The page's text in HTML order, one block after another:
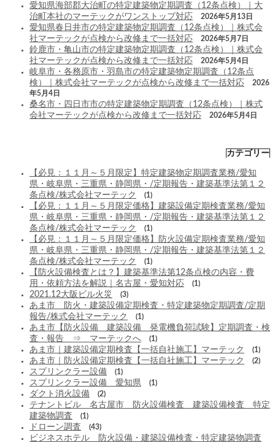
愛知県海部郡大治町の特定建築物定期調査（12条点検）｜大
治町本社のマーテックがワンストップ対応
2026年5月13日
愛知県春日井市の特定建築物定期調査（12条点検）｜株式会
社マーテックが点検から改修まで一括対応
2026年5月7日
鈴鹿市・亀山市の特定建築物定期調査（12条点検）｜株式会
社マーテックが点検から改修まで一括対応
2026年5月4日
岐阜市・各務原市・羽島市の特定建築物定期調査（12条点
検）｜株式会社マーテックが点検から改修まで一括対応
2026
年5月4日
桑名市・四日市市の特定建築物定期調査（12条点検）｜株式
会社マーテックが点検から改修まで一括対応
2026年5月4日
カテゴリー
【必見：１１月～５月限定】特定建築物定期調査業務/愛知
県・岐阜県・三重県・静岡県・/定期報告・建築基準法第１２
条点検/株式会社マーテック
(1)
【必見：１１月～５月限定価格】建築設備定期検査業務/愛知
県・岐阜県・三重県・静岡県・/定期報告・建築基準法第１２
条点検/株式会社マーテック
(1)
【必見：１１月～５月限定価格】防火設備定期検査業務/愛知
県・岐阜県・三重県・静岡県・/定期報告・建築基準法第１２
条点検/株式会社マーテック
(1)
【防火設備検査とは？】建築基準法第12条点検の内容・費
用・依頼方法を解説｜名古屋・愛知対応
(1)
2021.12大阪ビル火災 (3)
あま市 防火・建築設備定期検査・特定建築物定期調査/定期
報告/株式会社マーテック
(1)
あま市【防火設備 建築設備 発電機負荷試験】定期調査・検
査・報告 ⇒ マーテックへ
(1)
あま市｜建築設備定期検査【一括自社施工】マーテック (1)
あま市｜防火設備定期検査【一括自社施工】マーテック (2)
スプリンクラー設備 (1)
スプリンクラー設備 愛知県 (1)
ダクト消火設備 (2)
テナントビル 名古屋市 防火設備検査 建築設備検査 特定
建築物調査
(1)
ドローン調査 (43)
ビジネスホテル 防火設備・建築設備検査・特定建築物調査